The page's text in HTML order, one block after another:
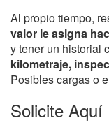
Al propio tiempo,
valor le asigna
y tener un historial
kilometraje,
Posibles cargas o
Solicite